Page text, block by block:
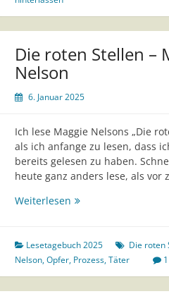
Die roten Stellen –
Nelson
6. Januar 2025
Ich lese Maggie Nelsons „Die
als ich anfange zu lesen, dass
bereits gelesen zu haben.
heute ganz anders lese, als vor
Weiterlesen Die
–
Maggie
Nelson
Lesetagebuch 2025 Die roten
Nelson,Opfer, Prozess,Täter